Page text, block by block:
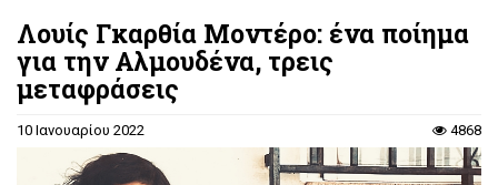
Λουίς Γκαρθία Μοντέρο: ένα ποίημα
για την Αλμουδένα, τρεις
μεταφράσεις
10 Ιανουαρίου 2022 4868